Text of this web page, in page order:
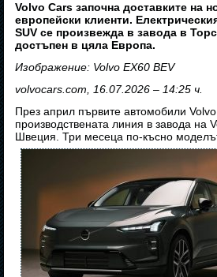
Volvo Cars започна доставките на
европейски клиенти.
SUV се произвежда в завода в
достъпен в цяла Европа.
Изображение: Volvo EX60 BEV
volvocars.com, 16.07.2026 – 14:25 ч.
През април първите автомобили
производствената линия в завода на
Швеция. Три месеца по-късно